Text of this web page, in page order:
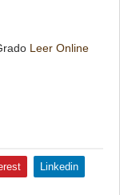
Leer Online
Linkedin